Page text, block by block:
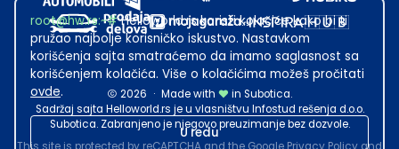
2026 · Made with
in Subotica.
Sadržaj sajta Helloworld.rs je u vlasništvu Infostud rešenja d.o.o.
Subotica. Zabranjeno je njegovo preuzimanje bez dozvole.
root@hw.rs:~#Helloworld.rs koristi kolačiće kako bi ti
pružao najbolje korisničko iskustvo. Nastavkom
korišćenja sajta smatraćemo da imamo saglasnost sa
korišćenjem kolačića. Više o kolačićima možeš pročitati
ovde.
U redu